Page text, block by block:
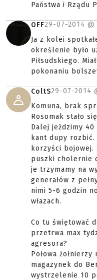
Państwa i Rządu
OFF29-07-2014 @
Ja z kolei
określenie było
Piłsudskiego.
pokonaniu
ColtS29-07-2014
Komuna, brak
Rosomak stało
Dalej jeździmy
kant dupy rozbić.
korzyści bojowej.
puszki cholernie
je trzymamy na
generałów z
nimi 5-6 godzin
włazach.
Co tu świętować
przetrwa max
agresora?
Połowa
magazynek do
wystrzelenie 10